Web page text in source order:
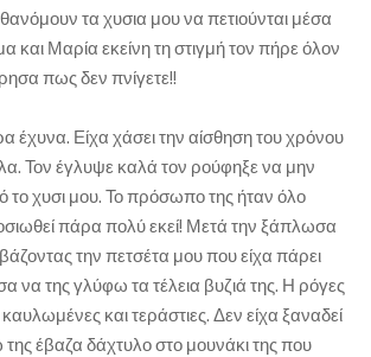
τα χυσια μου να πετιούνται μέσα
και Μαρία εκείνη τη στιγμή τον πήρε όλον
πως δεν πνίγετε!!
Είχα χάσει την αίσθηση του χρόνου
Τον έγλυψε καλά τον ρούφηξε να μην
το χυσι μου. Το πρόσωπο της ήταν όλο
πάρα πολύ εκεί! Μετά την ξάπλωσα
την πετσέτα μου που είχα πάρει
να της γλύφω τα τέλεια βυζιά της. Η ρόγες
και τεράστιες. Δεν είχα ξαναδεί
έβαζα δάχτυλο στο μουνάκι της που